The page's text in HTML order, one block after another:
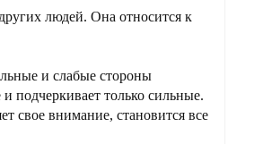
людей. Она относится к
и слабые стороны
подчеркивает только сильные.
свое внимание, становится все